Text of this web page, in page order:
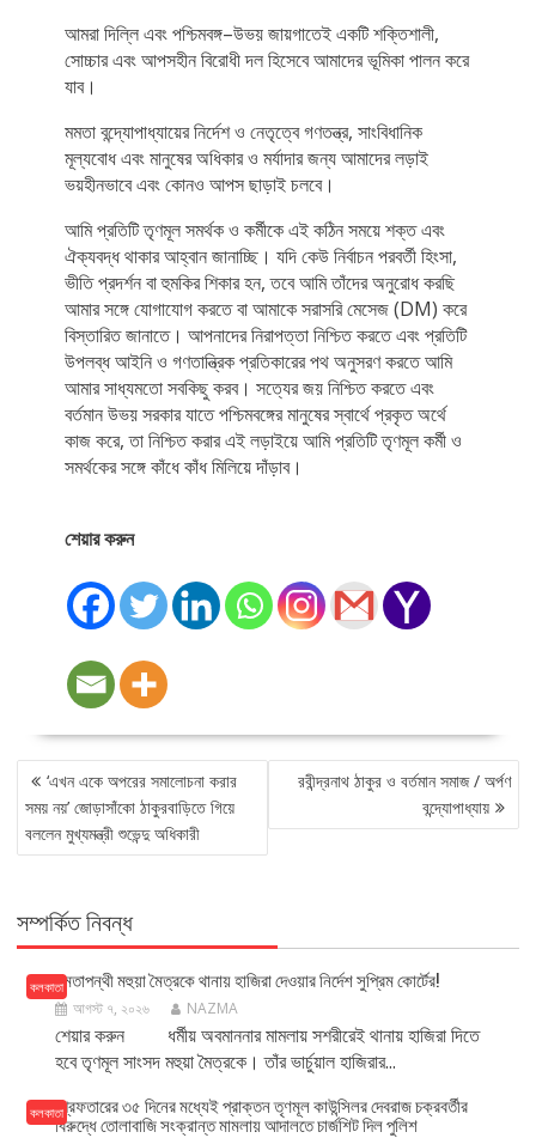
আমরা দিল্লি এবং পশ্চিমবঙ্গ–উভয় জায়গাতেই একটি শক্তিশালী,
সোচ্চার এবং আপসহীন বিরোধী দল হিসেবে আমাদের ভূমিকা পালন করে
যাব।
মমতা বন্দ্যোপাধ্যায়ের নির্দেশ ও নেতৃত্বে গণতন্ত্র, সাংবিধানিক
মূল্যবোধ এবং মানুষের অধিকার ও মর্যাদার জন্য আমাদের লড়াই
ভয়হীনভাবে এবং কোনও আপস ছাড়াই চলবে।
আমি প্রতিটি তৃণমূল সমর্থক ও কর্মীকে এই কঠিন সময়ে শক্ত এবং
ঐক্যবদ্ধ থাকার আহ্বান জানাচ্ছি। যদি কেউ নির্বাচন পরবর্তী হিংসা,
ভীতি প্রদর্শন বা হুমকির শিকার হন, তবে আমি তাঁদের অনুরোধ করছি
আমার সঙ্গে যোগাযোগ করতে বা আমাকে সরাসরি মেসেজ (DM) করে
বিস্তারিত জানাতে। আপনাদের নিরাপত্তা নিশ্চিত করতে এবং প্রতিটি
উপলব্ধ আইনি ও গণতান্ত্রিক প্রতিকারের পথ অনুসরণ করতে আমি
আমার সাধ্যমতো সবকিছু করব। সত্যের জয় নিশ্চিত করতে এবং
বর্তমান উভয় সরকার যাতে পশ্চিমবঙ্গের মানুষের স্বার্থে প্রকৃত অর্থে
কাজ করে, তা নিশ্চিত করার এই লড়াইয়ে আমি প্রতিটি তৃণমূল কর্মী ও
সমর্থকের সঙ্গে কাঁধে কাঁধ মিলিয়ে দাঁড়াব।
শেয়ার করুন
POST
NAVIGATION
‘এখন একে অপরের সমালোচনা করার
সময় নয়’ জোড়াসাঁকো ঠাকুরবাড়িতে গিয়ে
বললেন মুখ্যমন্ত্রী শুভেন্দু অধিকারী
রবীন্দ্রনাথ ঠাকুর ও বর্তমান সমাজ / অর্পণ
বন্দ্যোপাধ্যায়
সম্পর্কিত নিবন্ধ
কলকাতামমতাপন্থী মহুয়া মৈত্রকে থানায় হাজিরা দেওয়ার নির্দেশ সুপ্রিম কোর্টের!
আগস্ট ৭, ২০২৬ NAZMA
শেয়ার করুন ধর্মীয় অবমাননার মামলায় সশরীরেই থানায় হাজিরা দিতে
হবে তৃণমূল সাংসদ মহুয়া মৈত্রকে। তাঁর ভার্চুয়াল হাজিরার...
কলকাতাগ্রেফতারের ৩৫ দিনের মধ্যেই প্রাক্তন তৃণমূল কাউন্সিলর দেবরাজ চক্রবর্তীর
বিরুদ্ধে তোলাবাজি সংক্রান্ত মামলায় আদালতে চার্জশিট দিল পুলিশ